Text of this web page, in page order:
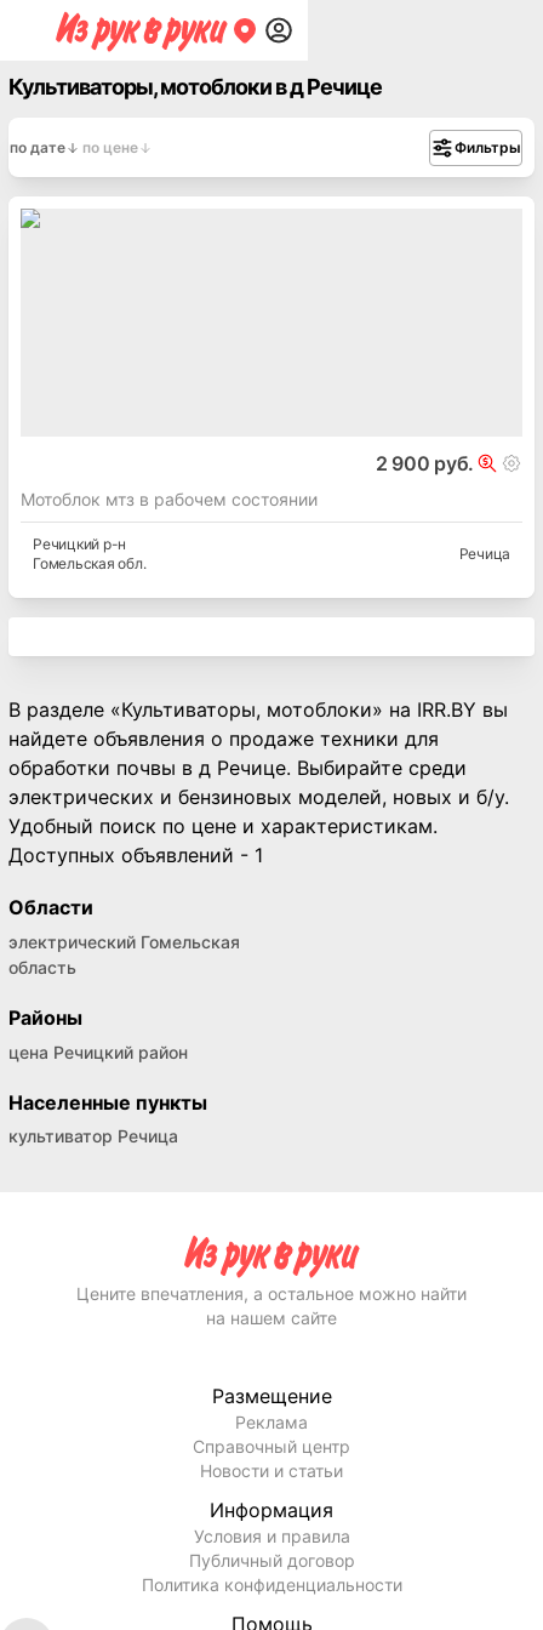
Культиваторы, мотоблоки в д Речице
по дате по цене Фильтры
2 900 руб.
Мотоблок мтз в рабочем состоянии
Речицкий р-н
Гомельская обл.
Речица
В разделе «Культиваторы, мотоблоки» на IRR.BY вы
найдете объявления о продаже техники для
обработки почвы в д Речице. Выбирайте среди
электрических и бензиновых моделей, новых и б/у.
Удобный поиск по цене и характеристикам.
Доступных объявлений - 1
Области
электрический Гомельская
область
Районы
цена Речицкий район
Населенные пункты
культиватор Речица
Цените впечатления, а остальное можно найти
на нашем сайте
Размещение
Реклама
Справочный центр
Новости и статьи
Информация
Условия и правила
Публичный договор
Политика конфиденциальности
Помощь